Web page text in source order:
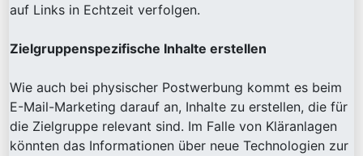
auf Links in Echtzeit verfolgen.
Zielgruppenspezifische Inhalte erstellen
Wie auch bei physischer Postwerbung kommt es beim
E-Mail-Marketing darauf an, Inhalte zu erstellen, die für
die Zielgruppe relevant sind. Im Falle von Kläranlagen
könnten das Informationen über neue Technologien zur